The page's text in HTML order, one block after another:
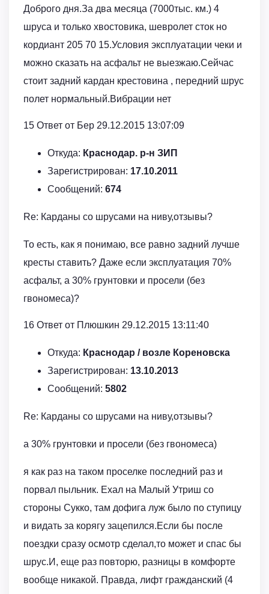
Доброго дня.За два месяца (7000тыс. км.) 4
шруса и только хвостовика, шевролет сток но
кордиант 205 70 15.Условия эксплуатации чеки и
можно сказать на асфальт не выезжаю.Сейчас
стоит задний кардан крестовина , передний шрус
полет нормальный.Вибрации нет
15 Ответ от Бер 29.12.2015 13:07:09
Откуда: Краснодар. р-н ЗИП
Зарегистрирован: 17.10.2011
Сообщений: 674
Re: Карданы со шрусами на ниву,отзывы?
То есть, как я понимаю, все равно задний лучше
кресты ставить? Даже если эксплуатация 70%
асфальт, а 30% грунтовки и просели (без
гвономеса)?
16 Ответ от Плюшкин 29.12.2015 13:11:40
Откуда: Краснодар / возле Кореновска
Зарегистрирован: 13.10.2013
Сообщений: 5802
Re: Карданы со шрусами на ниву,отзывы?
а 30% грунтовки и просели (без гвономеса)
я как раз на таком проселке последний раз и
порвал пыльник. Ехал на Малый Утриш со
стороны Сукко, там дофига луж было по ступицу
и видать за корягу зацепился.Если бы после
поездки сразу осмотр сделал,то может и спас бы
шрус.И, еще раз повторю, разницы в комфорте
вообще никакой. Правда, лифт гражданский (4